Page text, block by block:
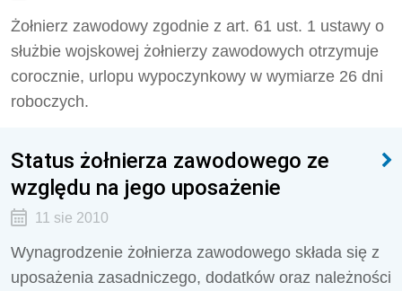
Żołnierz zawodowy zgodnie z art. 61 ust. 1 ustawy o
służbie wojskowej żołnierzy zawodowych otrzymuje
corocznie, urlopu wypoczynkowy w wymiarze 26 dni
roboczych.
Status żołnierza zawodowego ze
względu na jego uposażenie
11 sie 2010
Wynagrodzenie żołnierza zawodowego składa się z
uposażenia zasadniczego, dodatków oraz należności